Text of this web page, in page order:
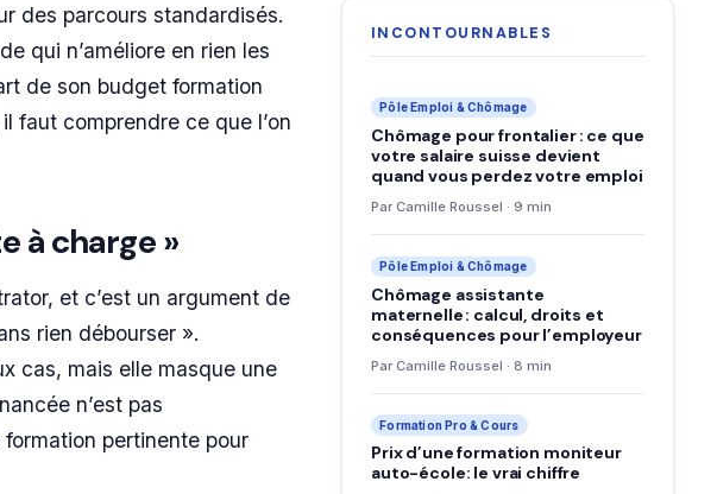
des parcours standardisés.
qui n’améliore en rien les
de son budget formation
faut comprendre ce que l’on
à charge »
et c’est un argument de
rien débourser ».
cas, mais elle masque une
n’est pas
pertinente pour
INCONTOURNABLES
Pôle Emploi & Chômage
Chômage pour frontalier : ce que
votre salaire suisse devient
quand vous perdez votre emploi
Par Camille Roussel · 9 min
Pôle Emploi & Chômage
Chômage assistante
maternelle : calcul, droits et
conséquences pour l’employeur
Par Camille Roussel · 8 min
Formation Pro & Cours
Prix d’une formation moniteur
auto-école: le vrai chiffre